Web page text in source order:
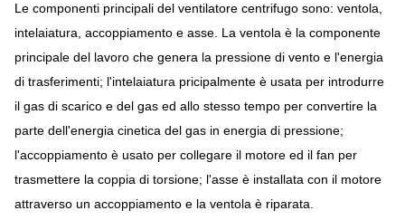
Le componenti principali del ventilatore centrifugo sono: ventola,
intelaiatura, accoppiamento e asse. La ventola è la componente
principale del lavoro che genera la pressione di vento e l'energia
di trasferimenti; l'intelaiatura pricipalmente è usata per introdurre
il gas di scarico e del gas ed allo stesso tempo per convertire la
parte dell'energia cinetica del gas in energia di pressione;
l'accoppiamento è usato per collegare il motore ed il fan per
trasmettere la coppia di torsione; l'asse è installata con il motore
attraverso un accoppiamento e la ventola è riparata.